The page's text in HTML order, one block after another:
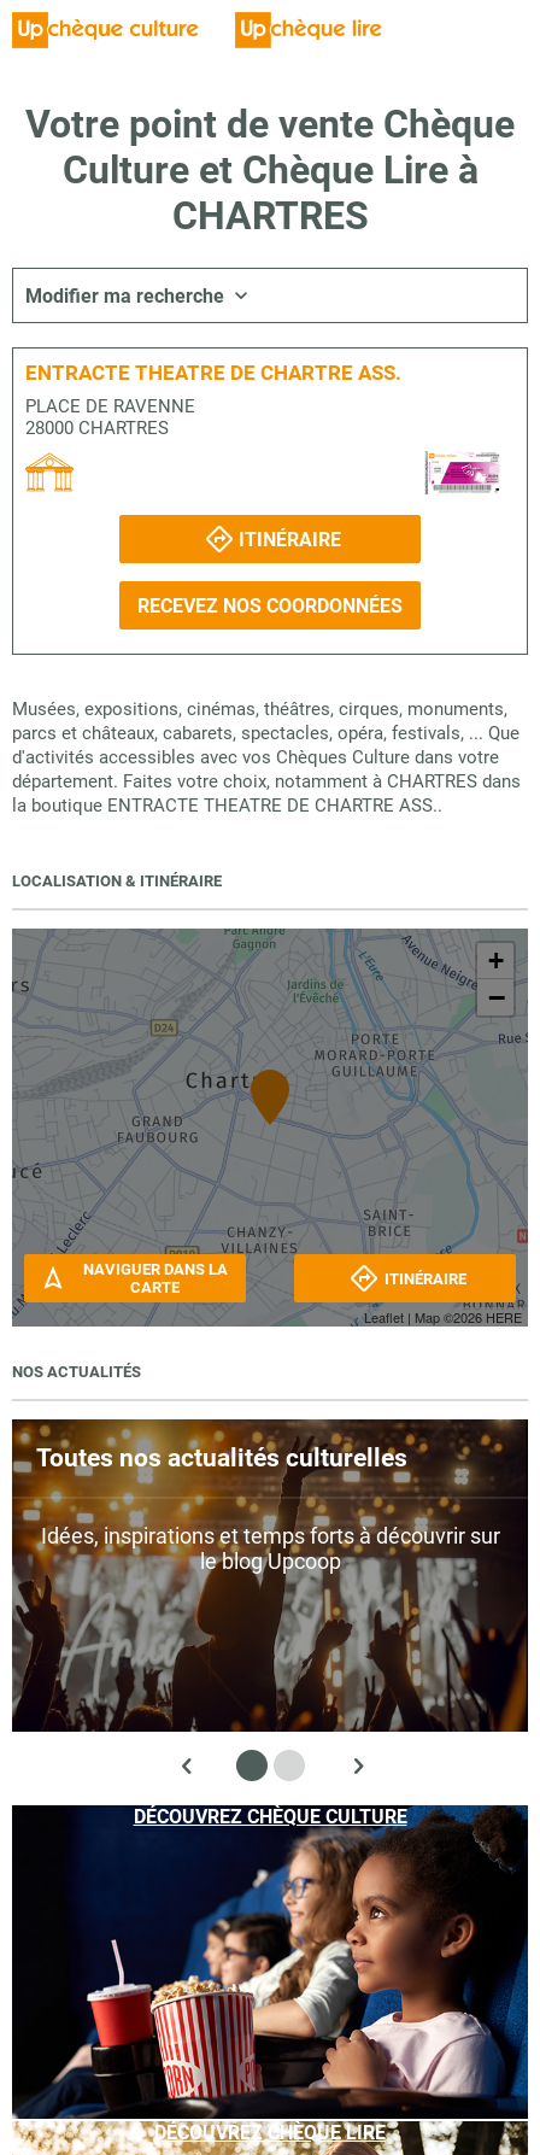
Votre point de vente Chèque
Culture et Chèque Lire à
CHARTRES
Modifier ma recherche
ENTRACTE THEATRE DE CHARTRE ASS.
PLACE DE RAVENNE
28000 CHARTRES
ITINÉRAIRE
RECEVEZ NOS COORDONNÉES
Musées, expositions, cinémas, théâtres, cirques, monuments,
parcs et châteaux, cabarets, spectacles, opéra, festivals, ... Que
d'activités accessibles avec vos Chèques Culture dans votre
département. Faites votre choix, notamment à CHARTRES dans
la boutique ENTRACTE THEATRE DE CHARTRE ASS..
LOCALISATION & ITINÉRAIRE
+
−
Leaflet | Map ©2026 HERE
NAVIGUER DANS LA
CARTE
ITINÉRAIRE
NOS ACTUALITÉS
Toutes nos actualités culturelles
Idées, inspirations et temps forts à découvrir sur
le blog Upcoop
DÉCOUVREZ CHÈQUE CULTURE
DÉCOUVREZ CHÈQUE LIRE